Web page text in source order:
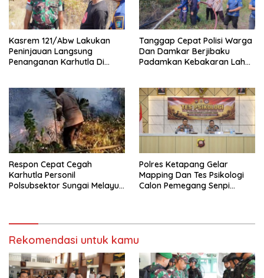
Kasrem 121/Abw Lakukan
Peninjauan Langsung
Penanganan Karhutla Di
Tanggap Cepat Polisi Warga
Dan Damkar Berjibaku
Padamkan Kebakaran Lahan
Respon Cepat Cegah
Karhutla Personil
Polsubsektor Sungai Melayu
Polres Ketapang Gelar
Mapping Dan Tes Psikologi
Calon Pemegang Senpi
Rekomendasi untuk kamu